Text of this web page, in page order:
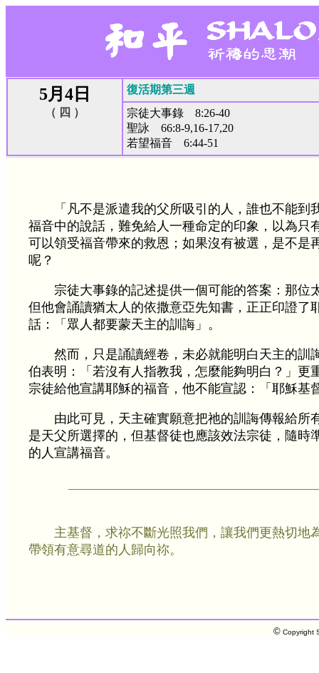
5月4日
（ 四 ）
復活期第三週
宗徒大事錄 8:26-40
聖詠 66:8-9,16-17,20
若望福音 6:44-51
「凡不是派遣我的父所吸引的人，誰也不能到
福音中的說話，難免給人一種命定的印象，以為只
可以領受福音帶來的救恩；如果沒有被選，是不是
呢？
宗徒大事錄的記述提供一個可能的答案：那位
但他會誦讀猶太人的依撒意亞先知書，正正印證了
話：「眾人都要蒙天主的訓誨」。
然而，只是誦讀經卷，未必就能明白天主的訓
伯表明：「若沒有人指教我，怎麼能夠明白？」更
宗徒給他宣講耶穌的福音，他不能宣認：「耶穌基
由此可見，天主確實願意把祂的訓誨傳報給所
是天父所選擇的，但基督徒也應該效法宗徒，隨時
的人宣講福音。
主基督，求祢不斷光照我們，讓我們更熱切地
帶領有意尋道的人歸向祢。
© Copyright